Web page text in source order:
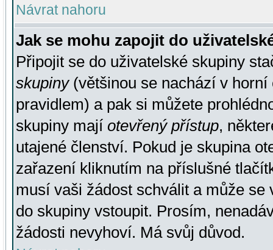
Návrat nahoru
Jak se mohu zapojit do
Připojit se do uživatelské skupiny
skupiny(většinou se nachází v horní
pravidlem) a pak si můžete
skupiny mají otevřený přístup,
utajené členství. Pokud je skupina
zařazení kliknutím na příslušné
musí vaši žádost schválit a může se
do skupiny vstoupit. Prosím,
žádosti nevyhoví. Má svůj důvod.